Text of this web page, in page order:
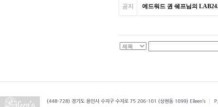
공지 에드워드 권 쉐프님의